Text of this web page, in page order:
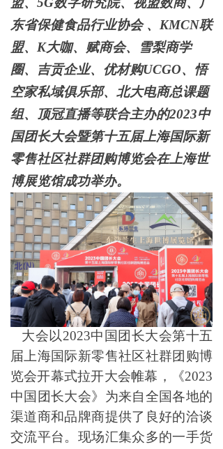
东省保健食品行业协会 、KMCN联
盟、K大咖、赋商会、雪梨商学
圈、吉贡企业、优材购UCGO、悟
空家私域俱乐部、北大电商总课题
组、顶冠直播等联合主办的2023中
国团长大会暨第十五届上海国际新
零售社区社群团购博览会在上海世
博展览馆成功举办。
大会以2023中国团长大会第十五
届上海国际新零售社区社群团购博
览会开幕式拉开大会帷幕，
《2023
中国团长大会》为来自全国各地的
渠道商和品牌商提供了良好的洽谈
交流平台。现场汇集众多的一手货